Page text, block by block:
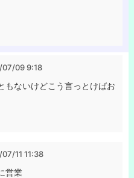
07/09 9:18
もないけどこう言っとけばお
11 11:38
営業